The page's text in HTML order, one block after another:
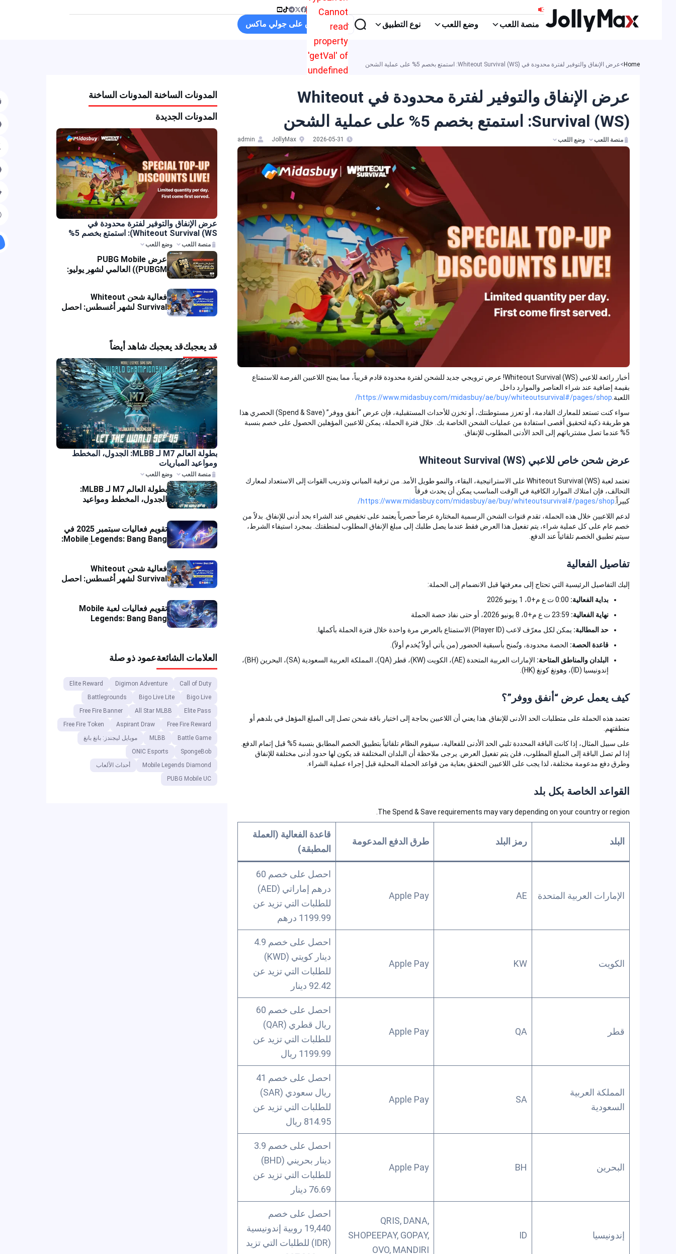
Cannot
read
property
'getVal' of
undefined
منصة اللعب وضع اللعب نوع التطبيق تسوق على جولي ماكس
Home
>عرض الإنفاق والتوفير لفترة محدودة في Whiteout Survival (WS): استمتع بخصم 5% على عملية الشحن
عرض الإنفاق والتوفير لفترة محدودة في Whiteout
Survival (WS): استمتع بخصم 5% على عملية الشحن
منصة اللعب وضع اللعب 2026-05-31
JollyMax
admin
أخبار رائعة للاعبي Whiteout Survival (WS)! عرض ترويجي جديد للشحن لفترة محدودة قادم قريباً، مما يمنح اللاعبين الفرصة للاستمتاع
بقيمة إضافية عند شراء العناصر والموارد داخل
اللعبة.https://www.midasbuy.com/midasbuy/ae/buy/whiteoutsurvival#/pages/shop/
سواء كنت تستعد للمعارك القادمة، أو تعزز مستوطنتك، أو تخزن للأحداث المستقبلية، فإن عرض “أنفق ووفر” (Spend & Save) الحصري هذا
هو طريقة ذكية لتحقيق أقصى استفادة من عمليات الشحن الخاصة بك. خلال فترة الحملة، يمكن للاعبين المؤهلين الحصول على خصم بنسبة
عرض شحن خاص للاعبي Whiteout Survival (WS)
تعتمد لعبة Whiteout Survival (WS) على الاستراتيجية، البقاء، والنمو طويل الأمد. من ترقية المباني وتدريب القوات إلى الاستعداد لمعارك
التحالف، فإن امتلاك الموارد الكافية في الوقت المناسب يمكن أن يحدث فرقاً
كبيراً.https://www.midasbuy.com/midasbuy/ae/buy/whiteoutsurvival#/pages/shop/
لدعم اللاعبين خلال هذه الحملة، تقدم قنوات الشحن الرسمية المختارة عرضاً حصرياً يعتمد على تخفيض عند الشراء بحد أدنى للإنفاق. بدلاً من
خصم عام على كل عملية شراء، يتم تفعيل هذا العرض فقط عندما يصل طلبك إلى مبلغ الإنفاق المطلوب لمنطقتك. بمجرد استيفاء الشرط،
سيتم تطبيق الخصم تلقائياً عند الدفع.
تفاصيل الفعالية
إليك التفاصيل الرئيسية التي تحتاج إلى معرفتها قبل الانضمام إلى الحملة:
بداية الفعالية:0:00 ت ع م+0، 1 يونيو 2026
نهاية الفعالية:23:59 ت ع م+0، 8 يونيو 2026، أو حتى نفاذ حصة الحملة
حد المطالبة:يمكن لكل معرّف لاعب (Player ID) الاستمتاع بالعرض مرة واحدة خلال فترة الحملة بأكملها.
قاعدة الحصة:الحصة محدودة، وتُمنح بأسبقية الحضور (من يأتي أولاً يُخدم أولاً).
البلدان والمناطق المتاحة:
الإمارات العربية المتحدة (AE)، الكويت (KW)، قطر (QA)، المملكة العربية السعودية (SA)، البحرين (BH)،
إندونيسيا (ID)، وهونغ كونغ (HK).
كيف يعمل عرض “أنفق ووفر”؟
تعتمد هذه الحملة على متطلبات الحد الأدنى للإنفاق. هذا يعني أن اللاعبين بحاجة إلى اختيار باقة شحن تصل إلى المبلغ المؤهل في بلدهم أو
منطقتهم.
على سبيل المثال، إذا كانت الباقة المحددة تلبي الحد الأدنى للفعالية، سيقوم النظام تلقائياً بتطبيق الخصم المطابق بنسبة 5% قبل إتمام الدفع.
إذا لم تصل الباقة إلى المبلغ المطلوب، فلن يتم تفعيل العرض. يرجى ملاحظة أن البلدان المختلفة قد يكون لها حدود أدنى مختلفة للإنفاق
وطرق دفع مدعومة مختلفة، لذا يجب على اللاعبين التحقق بعناية من قواعد الحملة المحلية قبل إجراء عملية الشراء.
القواعد الخاصة بكل بلد
The Spend & Save requirements may vary depending on your country or region.
البلد رمز البلد طرق الدفع المدعومة
قاعدة الفعالية (العملة
المطبقة)
الإمارات العربية المتحدة AE
Apple Pay
احصل على خصم 60
درهم إماراتي (AED)
للطلبات التي تزيد عن
1199.99 درهم
الكويت Apple Pay
احصل على خصم 4.9
دينار كويتي (KWD)
للطلبات التي تزيد عن
92.42 دينار
قطر Apple Pay
احصل على خصم 60
ريال قطري (QAR)
للطلبات التي تزيد عن
1199.99 ريال
المملكة العربية
السعودية
Apple Pay
احصل على خصم 41
ريال سعودي (SAR)
للطلبات التي تزيد عن
814.95 ريال
البحرين Apple Pay
احصل على خصم 3.9
دينار بحريني (BHD)
للطلبات التي تزيد عن
76.69 دينار
إندونيسيا
QRIS, DANA,
SHOPEEPAY, GOPAY,
OVO, MANDIRI
احصل على خصم
19,440 روبية إندونيسية
(IDR) للطلبات التي تزيد
المدونات الساخنة المدونات الساخنة
المدونات الجديدة
عرض الإنفاق والتوفير لفترة محدودة في
Whiteout Survival (WS): استمتع بخصم 5%
على عملية الشحن
منصة اللعب وضع اللعب
عرض PUBG Mobile
(PUBGM) العالمي لشهر يوليو:
متراكمة!
فعالية شحن Whiteout
Survival لشهر أغسطس: احصل
على خصم فوري
قد يعجبكقد يعجبك شاهد أيضاً
بطولة العالم M7 لـ MLBB: الجدول، المخطط
ومواعيد المباريات
منصة اللعب وضع اللعب
بطولة العالم M7 لـ MLBB:
الجدول، المخطط ومواعيد
المباريات
تقويم فعاليات سبتمبر 2025 في
Mobile Legends: Bang Bang:
فعاليات MLBB والمكافآت
فعالية شحن Whiteout
Survival لشهر أغسطس: احصل
على خصم فوري
تقويم فعاليات لعبة Mobile
Legends: Bang Bang
(MLBB) لشهر يوليو 2025
العلامات الشائعةعمود ذو صلة
Call of Duty
Digimon Adventure
Elite Reward
Bigo Live
Bigo Live Lite
Battlegrounds
Elite Pass
All Star MLBB
Free Fire Banner
Free Fire Reward
Aspirant Draw
Free Fire Token
Battle Game
MLBB
موبايل ليجندز: بانغ بانغ
SpongeBob
ONIC Esports
Mobile Legends Diamond
أحداث الألعاب
PUBG Mobile UC